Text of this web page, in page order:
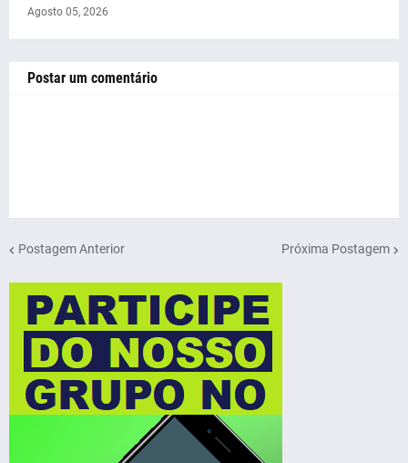
Agosto 05, 2026
Postar um comentário
Postagem Anterior Próxima Postagem